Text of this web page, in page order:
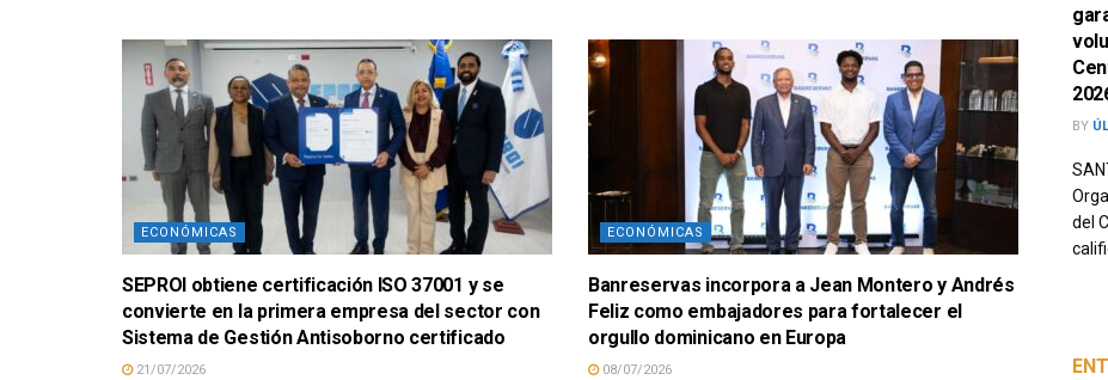
ECONÓMICAS
SEPROI obtiene certificación ISO 37001 y se
convierte en la primera empresa del sector con
Sistema de Gestión Antisoborno certificado
21/07/2026
ECONÓMICAS
Banreservas incorpora a Jean Montero y Andrés
Feliz como embajadores para fortalecer el
orgullo dominicano en Europa
08/07/2026
BY
del